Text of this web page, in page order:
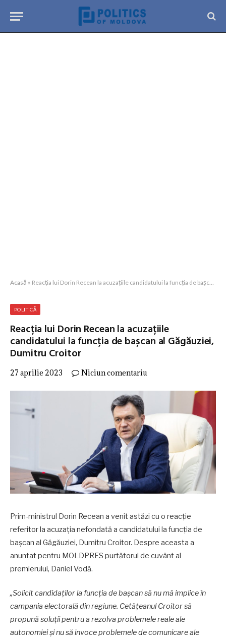
Acasă » Reacția lui Dorin Recean la acuzațiile candidatului la funcția de bașcan al Găgăuziei, Dumitru Croitor
POLITICĂ
Reacția lui Dorin Recean la acuzațiile
candidatului la funcția de bașcan al Găgăuziei,
Dumitru Croitor
27 aprilie 2023 Niciun comentariu
Prim-ministrul Dorin Recean a venit astăzi cu o reacție
referitor la acuzația nefondată a candidatului la funcția de
bașcan al Găgăuziei, Dumitru Croitor. Despre aceasta a
anunțat pentru MOLDPRES purtătorul de cuvânt al
premierului, Daniel Vodă.
„Solicit candidaților la funcția de bașcan să nu mă implice în
campania electorală din regiune. Cetățeanul Croitor să
propună soluții pentru a rezolva problemele reale ale
autonomiei și nu să invoce problemele de comunicare ale